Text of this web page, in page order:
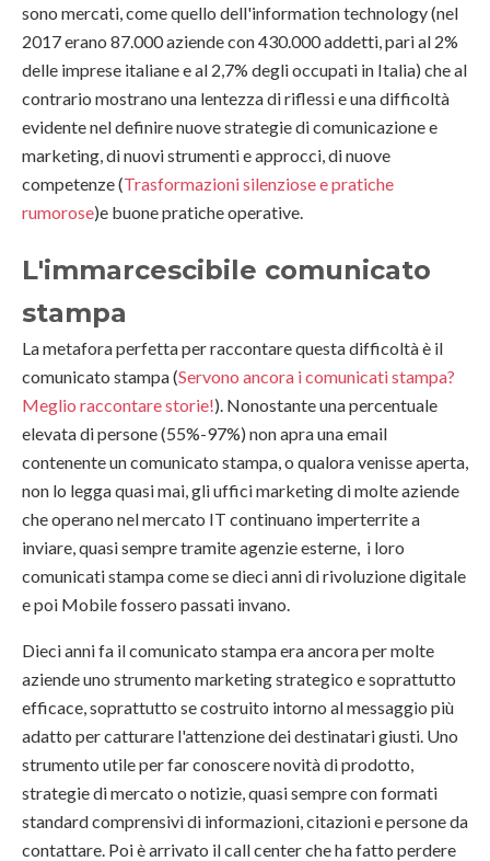
sono mercati, come quello dell'information technology (nel
2017 erano 87.000 aziende con 430.000 addetti, pari al 2%
delle imprese italiane e al 2,7% degli occupati in Italia) che al
contrario mostrano una lentezza di riflessi e una difficoltà
evidente nel definire nuove strategie di comunicazione e
marketing, di nuovi strumenti e approcci, di nuove
competenze (Trasformazioni silenziose e pratiche
rumorose)e buone pratiche operative.
L'immarcescibile comunicato
stampa
La metafora perfetta per raccontare questa difficoltà è il
comunicato stampa (Servono ancora i comunicati stampa?
Meglio raccontare storie!). Nonostante una percentuale
elevata di persone (55%-97%) non apra una email
contenente un comunicato stampa, o qualora venisse aperta,
non lo legga quasi mai, gli uffici marketing di molte aziende
che operano nel mercato IT continuano imperterrite a
inviare, quasi sempre tramite agenzie esterne, i loro
comunicati stampa come se dieci anni di rivoluzione digitale
e poi Mobile fossero passati invano.
Dieci anni fa il comunicato stampa era ancora per molte
aziende uno strumento marketing strategico e soprattutto
efficace, soprattutto se costruito intorno al messaggio più
adatto per catturare l'attenzione dei destinatari giusti. Uno
strumento utile per far conoscere novità di prodotto,
strategie di mercato o notizie, quasi sempre con formati
standard comprensivi di informazioni, citazioni e persone da
contattare. Poi è arrivato il call center che ha fatto perdere